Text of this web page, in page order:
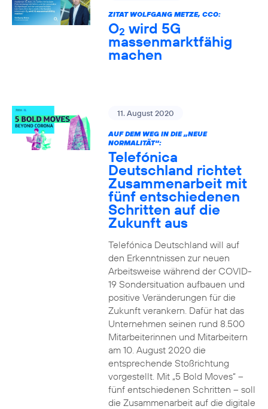
ZITAT WOLFGANG METZE, CCO:
O2 wird 5G
massenmarktfähig
machen
11. August 2020
AUF DEM WEG IN DIE „NEUE
NORMALITÄT“:
Telefónica
Deutschland richtet
Zusammenarbeit mit
fünf entschiedenen
Schritten auf die
Zukunft aus
Telefónica Deutschland will auf
den Erkenntnissen zur neuen
Arbeitsweise während der COVID-
19 Sondersituation aufbauen und
positive Veränderungen für die
Zukunft verankern. Dafür hat das
Unternehmen seinen rund 8.500
Mitarbeiterinnen und Mitarbeitern
am 10. August 2020 die
entsprechende Stoßrichtung
vorgestellt. Mit „5 Bold Moves“ –
fünf entschiedenen Schritten – soll
die Zusammenarbeit auf die digitale